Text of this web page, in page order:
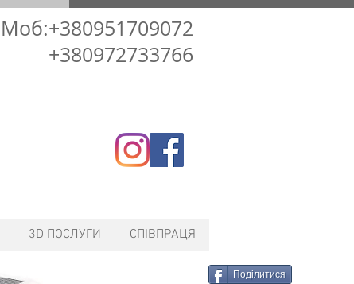
Моб:+380951709072
+380972733766
Поділитися
3D ПОСЛУГИ СПІВПРАЦЯ